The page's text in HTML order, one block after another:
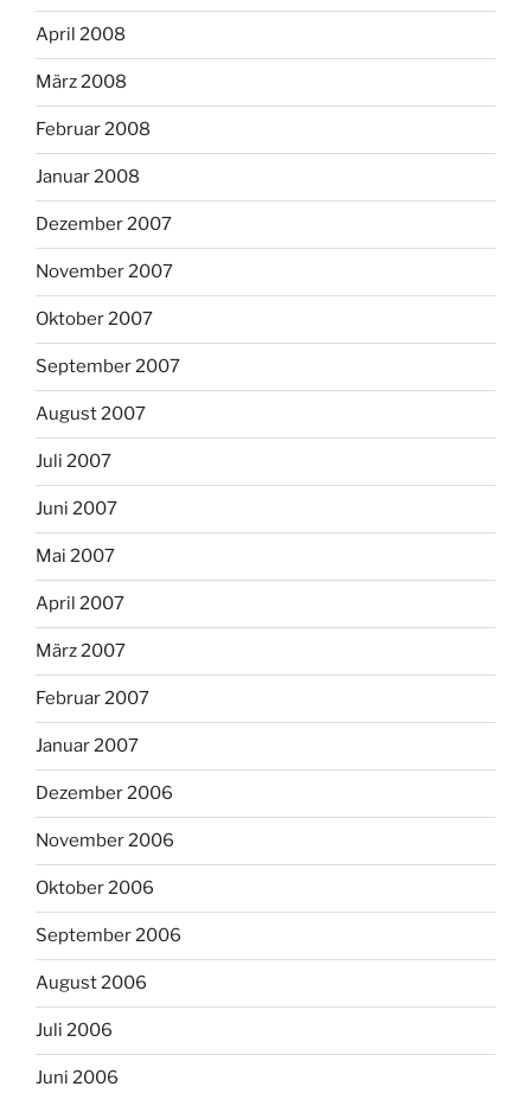
April 2008
März 2008
Februar 2008
Januar 2008
Dezember 2007
November 2007
Oktober 2007
September 2007
August 2007
Juli 2007
Juni 2007
Mai 2007
April 2007
März 2007
Februar 2007
Januar 2007
Dezember 2006
November 2006
Oktober 2006
September 2006
August 2006
Juli 2006
Juni 2006